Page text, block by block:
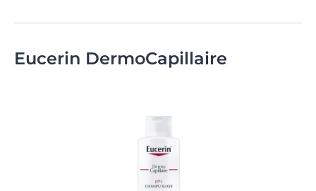
Eucerin DermoCapillaire